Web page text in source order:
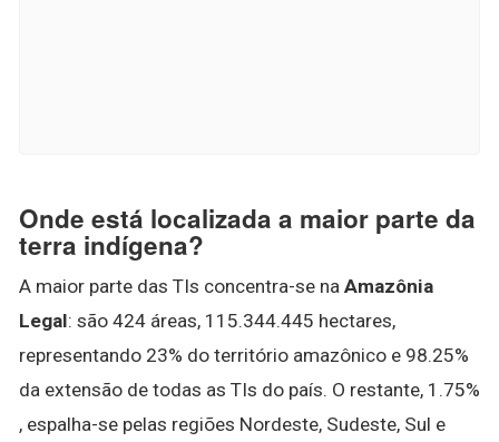
Onde está localizada a maior parte da
terra indígena?
A maior parte das TIs concentra-se na Amazônia
Legal: são 424 áreas, 115.344.445 hectares,
representando 23% do território amazônico e 98.25%
da extensão de todas as TIs do país. O restante, 1.75%
, espalha-se pelas regiões Nordeste, Sudeste, Sul e